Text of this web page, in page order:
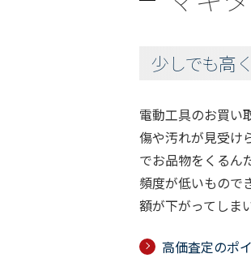
少しでも高
電動工具のお買い
傷や汚れが見受け
でお品物をくるん
頻度が低いもので
額が下がってしま
高価査定のポ